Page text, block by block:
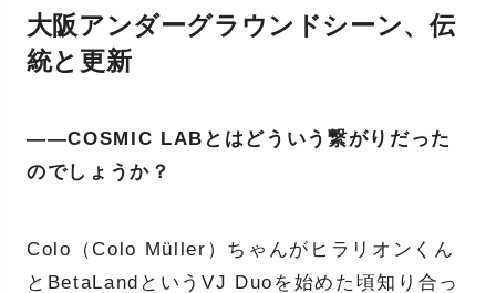
大阪アンダーグラウンドシーン、伝
統と更新
——COSMIC LABとはどういう繋がりだった
のでしょうか？
Colo（Colo Müller）ちゃんがヒラリオンくん
とBetaLandというVJ Duoを始めた頃知り合っ